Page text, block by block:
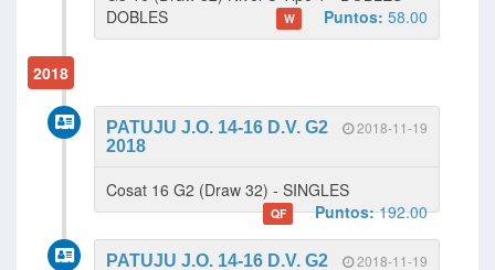
DOBLES
W Puntos: 58.00
2018
2018-11-19
PATUJU J.O. 14-16 D.V. G2
2018
Cosat 16 G2 (Draw 32) - SINGLES
QF Puntos:192.00
2018-11-19
PATUJU J.O. 14-16 D.V. G2